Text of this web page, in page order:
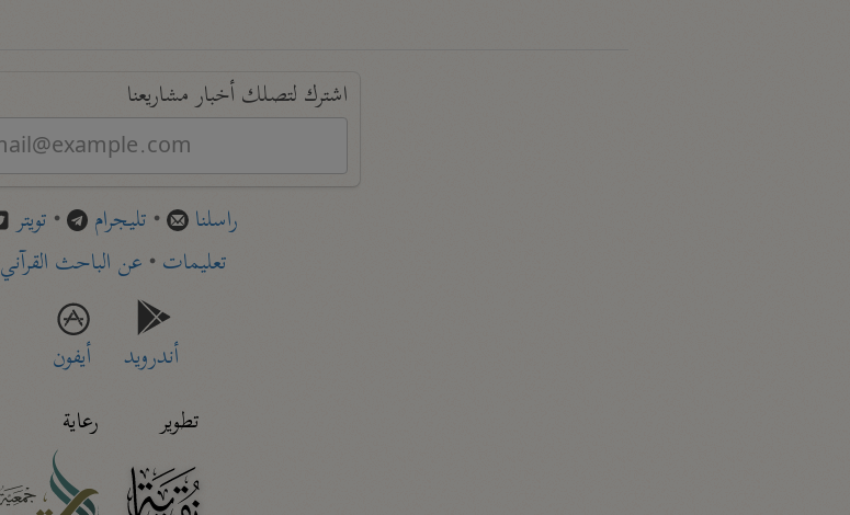
اشترك لتصلك أخبار مشاريعنا
راسلنا • تليجرام • تويتر
تعليمات• عن الباحث القرآني
أندرويد
أيفون
تطوير
رعاية